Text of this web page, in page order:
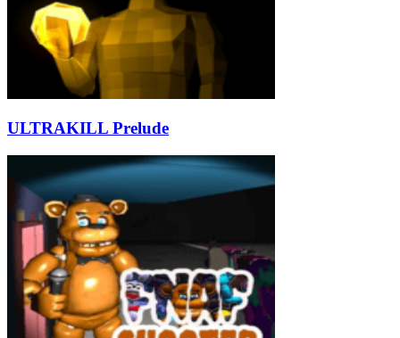
ULTRAKILL Prelude